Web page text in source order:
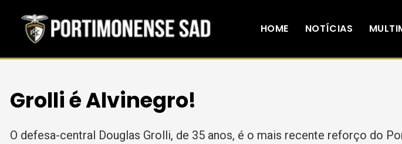
HOME NOTÍCIAS
Grolli é Alvinegro!
O defesa-central Douglas Grolli, de 35 anos, é o mais recente reforço do